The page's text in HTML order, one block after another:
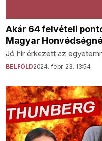
Akár 64 felvételi
Magyar
Jó hír érkezett az
BELFÖLD2024. febr. 23. 13:54